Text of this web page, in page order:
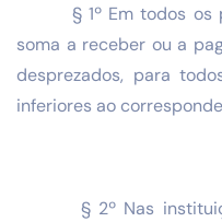
§ 1º Em todos os
soma a receber ou a
desprezados, para
inferiores ao
§ 2º Nas